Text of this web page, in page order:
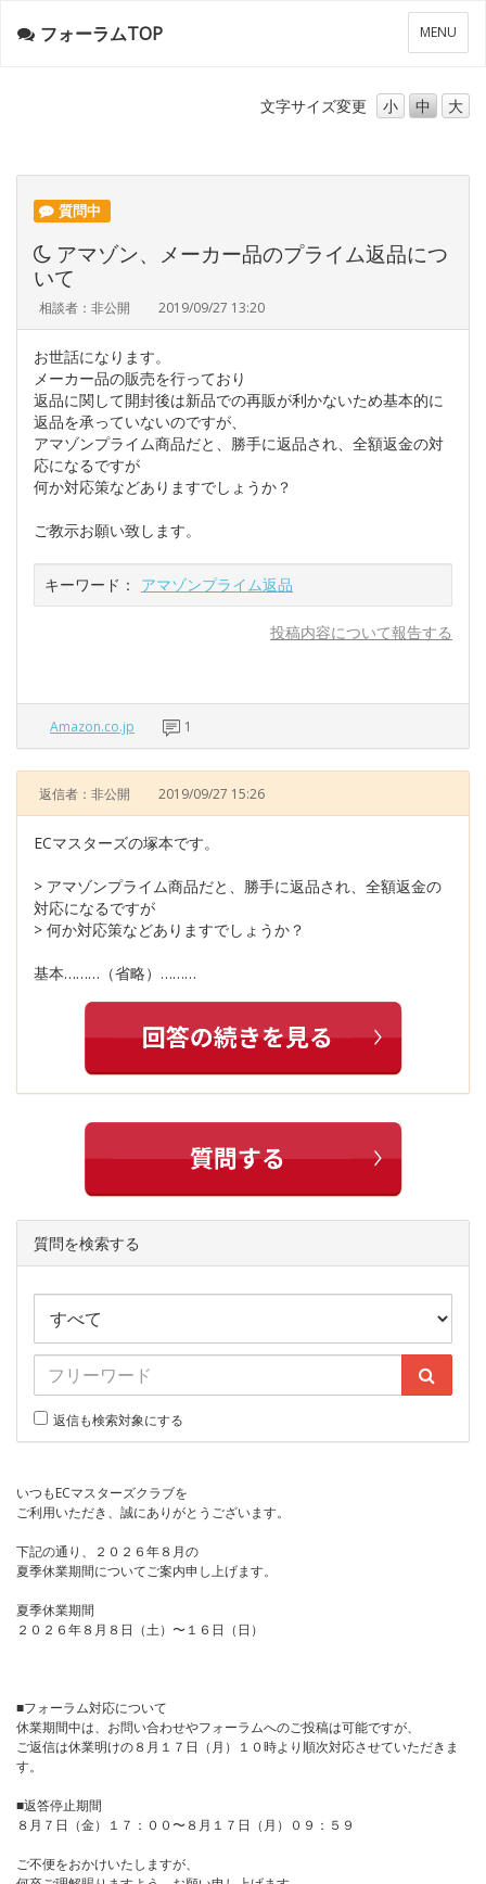
メ
ニ
ー
MENU
フォーラムTOP
文字サイズ変更 小 中 大
質問中
アマゾン、メーカー品のプライム返品につ
いて
相談者：非公開 2019/09/27 13:20
お世話になります。
メーカー品の販売を行っており
返品に関して開封後は新品での再販が利かないため基本的に
返品を承っていないのですが、
アマゾンプライム商品だと、勝手に返品され、全額返金の対
応になるですが
何か対応策などありますでしょうか？
ご教示お願い致します。
キーワード： アマゾンプライム返品
投稿内容について報告する
Amazon.co.jp 1
返信者：非公開 2019/09/27 15:26
ECマスターズの塚本です。
> アマゾンプライム商品だと、勝手に返品され、全額返金の
対応になるですが
> 何か対応策などありますでしょうか？
基本………（省略）………
質問を検索する
返信も検索対象にする
いつもECマスターズクラブを
ご利用いただき、誠にありがとうございます。
下記の通り、２０２６年８月の
夏季休業期間についてご案内申し上げます。
夏季休業期間
２０２６年８月８日（土）〜１６日（日）
■フォーラム対応について
休業期間中は、お問い合わせやフォーラムへのご投稿は可能ですが、
ご返信は休業明けの８月１７日（月）１０時より順次対応させていただきま
す。
■返答停止期間
８月７日（金）１７：００〜８月１７日（月）０９：５９
ご不便をおかけいたしますが、